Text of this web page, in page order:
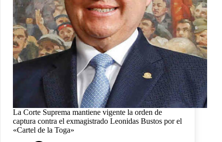
La Corte Suprema mantiene vigente la orden de
captura contra el exmagistrado Leonidas Bustos por el
«Cartel de la Toga»